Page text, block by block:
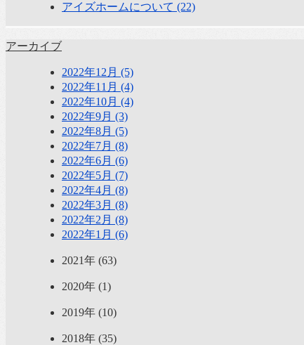
アイズホームについて (22)
アーカイブ
2022年12月 (5)
2022年11月 (4)
2022年10月 (4)
2022年9月 (3)
2022年8月 (5)
2022年7月 (8)
2022年6月 (6)
2022年5月 (7)
2022年4月 (8)
2022年3月 (8)
2022年2月 (8)
2022年1月 (6)
2021年 (63)
2020年 (1)
2019年 (10)
2018年 (35)